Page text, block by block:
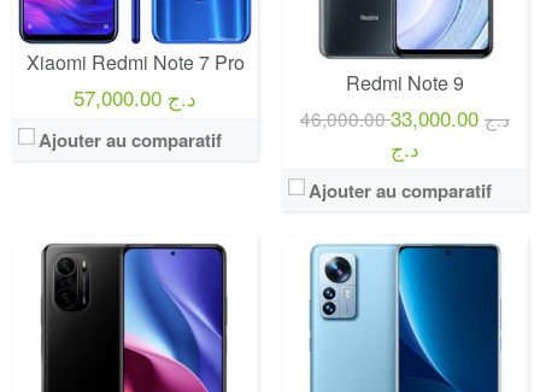
Xiaomi Redmi Note 7 Pro
57,000.00 د.ج
Ajouter au comparatif
Redmi Note 9
46,000.00 د.ج 33,000.00
د.ج
Ajouter au comparatif